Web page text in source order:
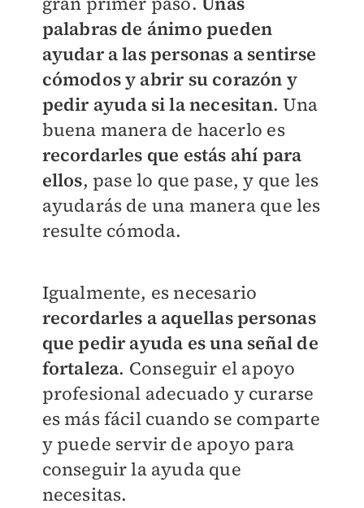
palabras de ánimo pueden
ayudar a las personas a sentirse
cómodos y abrir su corazón y
pedir ayuda si la necesitan. Una
buena manera de hacerlo es
recordarles que estás ahí para
ellos, pase lo que pase, y que les
ayudarás de una manera que les
resulte cómoda.
Igualmente, es necesario
recordarles a aquellas personas
que pedir ayuda es una señal de
fortaleza. Conseguir el apoyo
profesional adecuado y curarse
es más fácil cuando se comparte
y puede servir de apoyo para
conseguir la ayuda que
necesitas.